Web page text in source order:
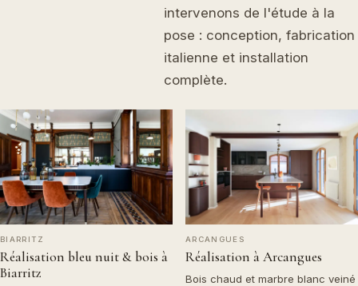
intervenons de l'étude à la
pose : conception, fabrication
italienne et installation
complète.
BIARRITZ
Réalisation bleu nuit & bois à
Biarritz
ARCANGUES
Réalisation à Arcangues
Bois chaud et marbre blanc veiné